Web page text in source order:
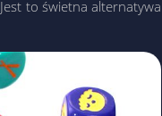
to świetna alternatywa